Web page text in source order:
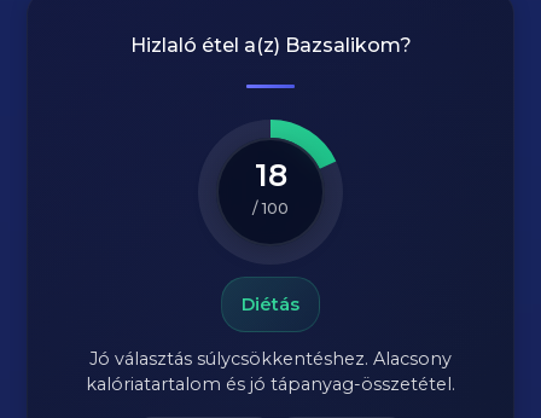
Hizlaló étel a(z) Bazsalikom?
18
/ 100
Diétás
Jó választás súlycsökkentéshez. Alacsony
kalóriatartalom és jó tápanyag-összetétel.